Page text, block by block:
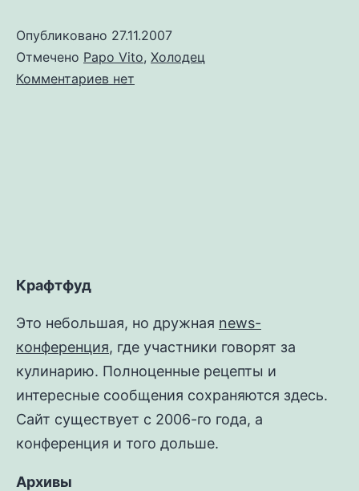
Опубликовано 27.11.2007
Отмечено Papo Vito, Холодец
Комментариев кнет
Крафтфуд
Это небольшая, но дружная news-
конференция, где участники говорят за
кулинарию. Полноценные рецепты и
интересные сообщения сохраняются здесь.
Сайт существует с 2006-го года, а
конференция и того дольше.
Архивы